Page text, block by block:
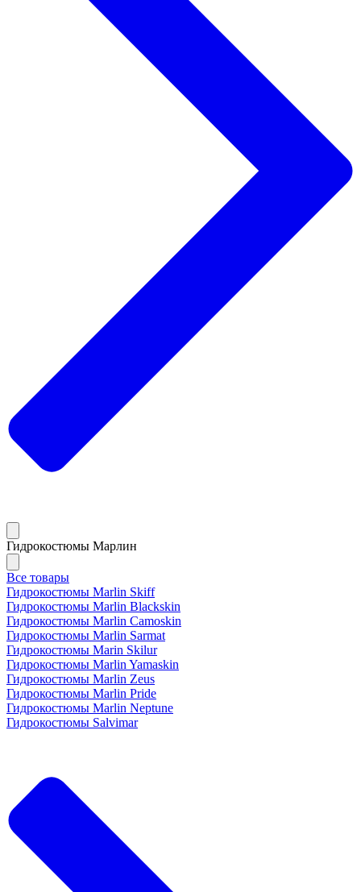
Гидрокостюмы Марлин
Все товары
Гидрокостюмы Marlin Skiff
Гидрокостюмы Marlin Blackskin
Гидрокостюмы Marlin Camoskin
Гидрокостюмы Marlin Sarmat
Гидрокостюмы Marin Skilur
Гидрокостюмы Marlin Yamaskin
Гидрокостюмы Marlin Zeus
Гидрокостюмы Marlin Pride
Гидрокостюмы Marlin Neptune
Гидрокостюмы Salvimar